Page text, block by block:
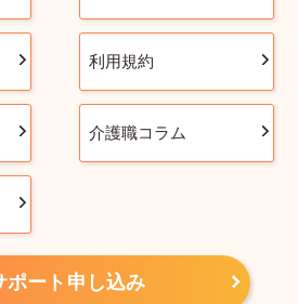
利用規約
介護職コラム
ポート申し込み